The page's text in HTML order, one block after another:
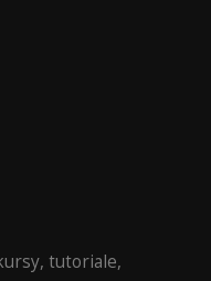
tutoriale,